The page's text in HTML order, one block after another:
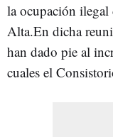
la ocupación ilegal
Alta.En dicha
han dado pie al
cuales el